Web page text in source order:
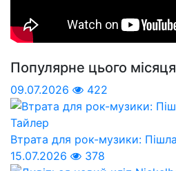
Популярне цього місяця
09.07.2026 422
Втрата для рок-музики:
15.07.2026
378